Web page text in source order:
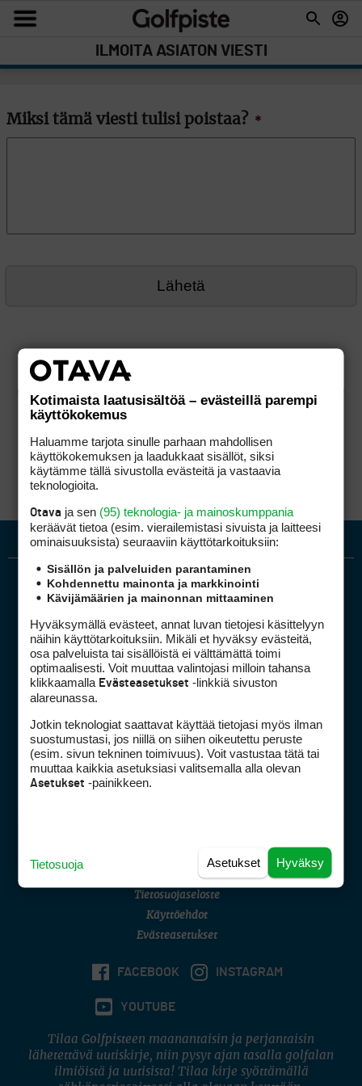
ILMOITA ASIATON VIESTI
Miksi tämä viesti tulisi poistaa? *
Golfpiste mediakortti
Golfpisteen yhteystiedot
DSA avoimuusraportti
Asiakaspalvelu
(digi) digi@otavamedia.fi
Tietosuojaseloste
Käyttöehdot
Evästeasetukset
FACEBOOK INSTAGRAM
YOUTUBE
Tilaa Golfpisteen maanantaisin ja perjantaisin
lähetettävä uutiskirje, niin pysyt ajan tasalla golfalan
ilmiöistä ja uutisista! Tilaa kirje syöttämällä
Kotimaista laatusisältöä – evästeillä parempi
käyttökokemus
Haluamme tarjota sinulle parhaan mahdollisen
käyttökokemuksen ja laadukkaat sisällöt, siksi
käytämme tällä sivustolla evästeitä ja vastaavia
teknologioita.
Otava ja sen (95) teknologia- ja mainoskumppania
keräävät tietoa (esim. vierailemis­tasi sivuista ja laitteesi
ominaisuuk­sista) seuraaviin käyttötarkoituksiin:
Sisällön ja palveluiden parantaminen
Kohdennettu mainonta ja markkinointi
Kävijämäärien ja mainonnan mittaaminen
Hyväksymällä evästeet, annat luvan tietojesi käsittelyyn
näihin käyttötarkoituksiin. Mikäli et hyväksy evästeitä,
osa palveluista tai sisällöistä ei välttämättä toimi
optimaalisesti. Voit muuttaa valintojasi milloin tahansa
klikkaamalla Evästeasetukset -linkkiä sivuston
alareunassa.
Jotkin teknologiat saattavat käyttää tietojasi myös ilman
suostumustasi, jos niillä on siihen oikeutettu peruste
(esim. sivun tekninen toimivuus). Voit vastustaa tätä tai
muuttaa kaikkia asetuksiasi valitsemalla alla olevan
Asetukset -painikkeen.
Hyväksy
Asetukset
Tietosuoja